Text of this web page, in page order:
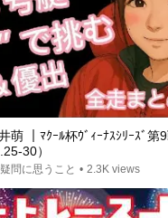
萌 ｜ﾏｸｰﾙ杯ｳﾞｨｰﾅｽｼﾘｰｽﾞ第
30）
問に思うこと • 2.3K views